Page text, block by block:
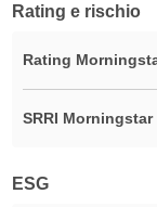
Rating e rischio
Rating
SRRI Morningstar
ESG